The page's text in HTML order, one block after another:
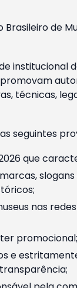
de
institucional
técnicas,
seguintes
que
nas
promocional;
e